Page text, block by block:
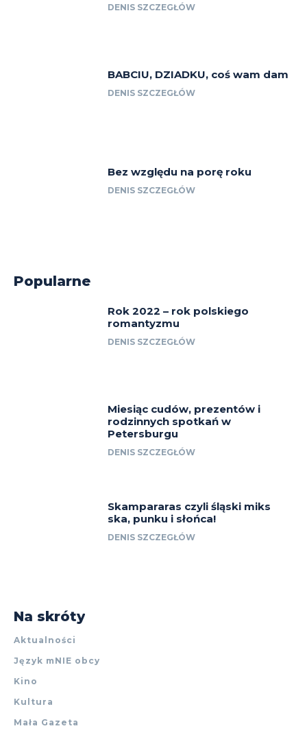
DENIS SZCZEGŁÓW
BABCIU, DZIADKU, coś wam dam
DENIS SZCZEGŁÓW
Bez względu na porę roku
DENIS SZCZEGŁÓW
Popularne
Rok 2022 – rok polskiego
romantyzmu
DENIS SZCZEGŁÓW
Miesiąc cudów, prezentów i
rodzinnych spotkań w
Petersburgu
DENIS SZCZEGŁÓW
Skampararas czyli śląski miks
ska, punku i słońca!
DENIS SZCZEGŁÓW
Na skróty
Aktualności
Język mNIE obcy
Kino
Kultura
Mała Gazeta